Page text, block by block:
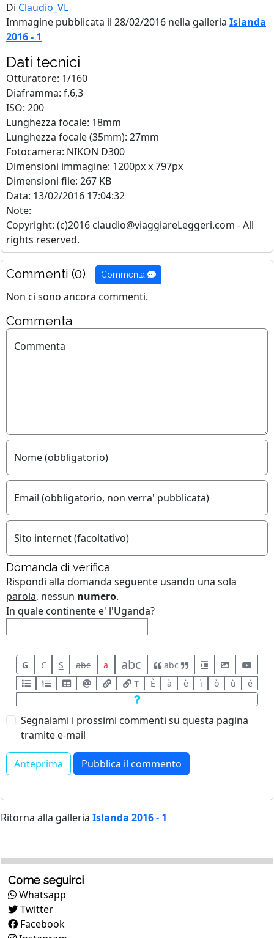
Di Claudio_VL
Immagine pubblicata il 28/02/2016 nella galleria Islanda
2016 - 1
Dati tecnici
Otturatore: 1/160
Diaframma: f.6,3
ISO: 200
Lunghezza focale: 18mm
Lunghezza focale (35mm): 27mm
Fotocamera: NIKON D300
Dimensioni immagine: 1200px x 797px
Dimensioni file: 267 KB
Data: 13/02/2016 17:04:32
Note:
Copyright: (c)2016 claudio@viaggiareLeggeri.com - All
rights reserved.
Commenti (0) Commenta
Non ci sono ancora commenti.
Commenta
Commenta
Nome (obbligatorio)
Email (obbligatorio, non verra' pubblicata)
Sito internet (facoltativo)
Domanda di verifica
Rispondi alla domanda seguente usando una sola
parola, nessun numero.
In quale continente e' l'Uganda?
G C S abc a abc
abc
T
È à è ì ò ù é
Segnalami i prossimi commenti su questa pagina
tramite e-mail
Ritorna alla galleria Islanda 2016 - 1
Come seguirci
Whatsapp
Twitter
Facebook